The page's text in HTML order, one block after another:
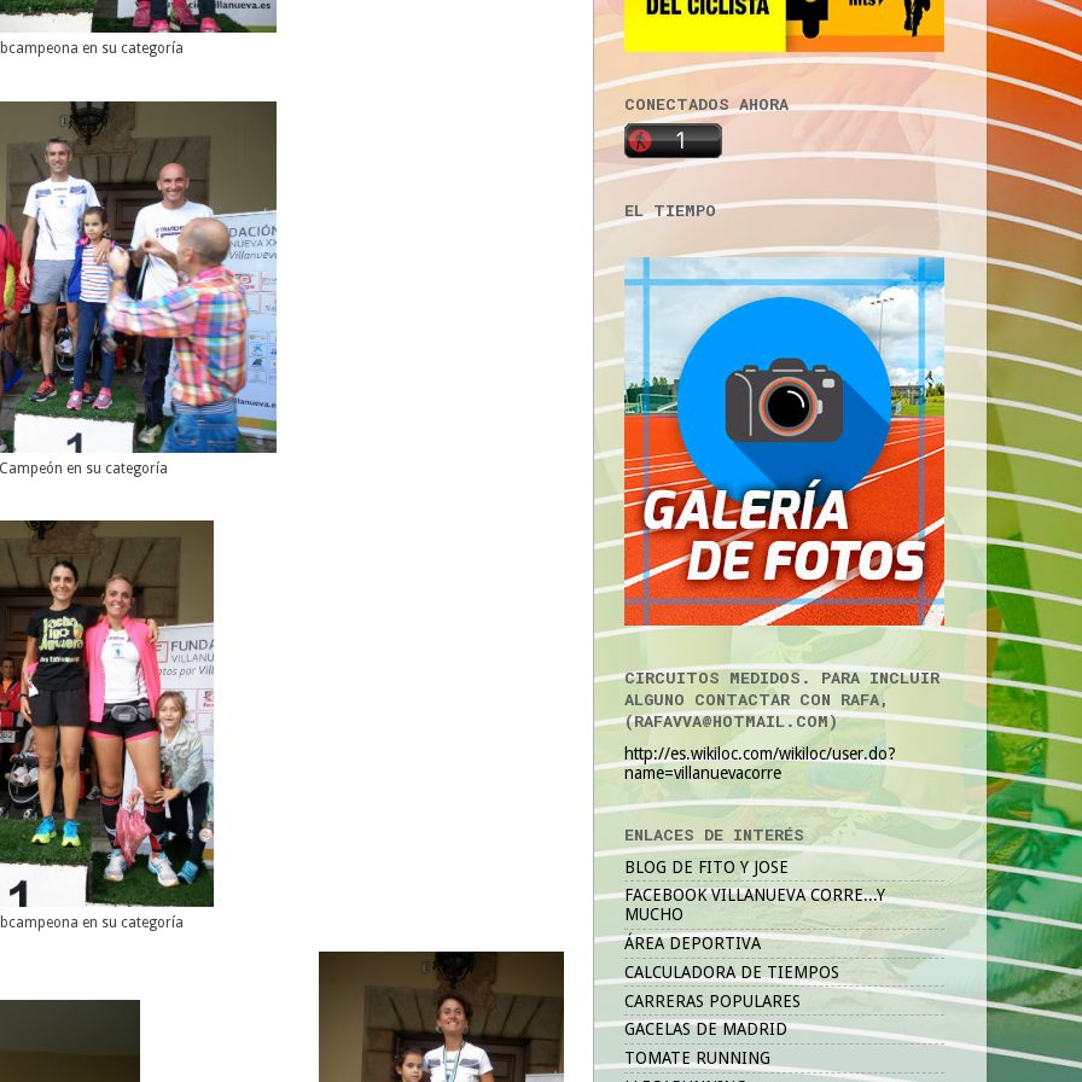
en su categoría
Campeón en su categoría
en su categoría
CONECTADOS AHORA
EL TIEMPO
CIRCUITOS MEDIDOS. PARA INCLUIR
ALGUNO CONTACTAR CON RAFA,
(RAFAVVA@HOTMAIL.COM)
http://es.wikiloc.com/wikiloc/user.do?
name=villanuevacorre
ENLACES DE INTERÉS
BLOG DE FITO Y JOSE
FACEBOOK VILLANUEVA CORRE...Y
MUCHO
ÁREA DEPORTIVA
CALCULADORA DE TIEMPOS
CARRERAS POPULARES
GACELAS DE MADRID
TOMATE RUNNING